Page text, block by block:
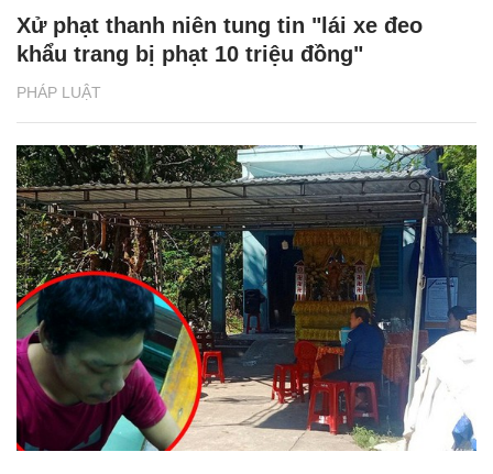
PHÁP LUẬT
Xử phạt thanh niên tung tin "lái xe đeo
khẩu trang bị phạt 10 triệu đồng"